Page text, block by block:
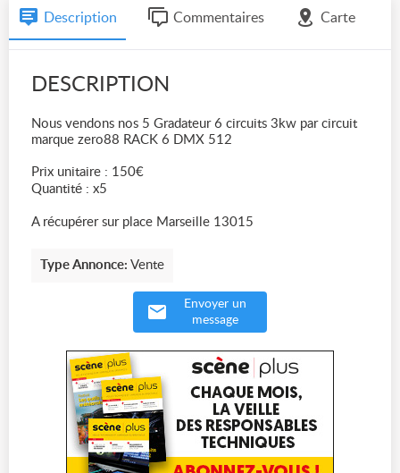
Description Commentaires Carte
DESCRIPTION
Nous vendons nos 5 Gradateur 6 circuits 3kw par circuit
marque zero88 RACK 6 DMX 512
Prix unitaire : 150€
Quantité : x5
A récupérer sur place Marseille 13015
Type Annonce: Vente
Envoyer un
message